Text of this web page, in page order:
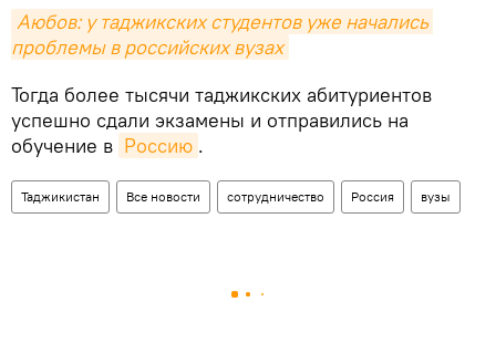
Аюбов: у таджикских студентов уже начались
проблемы в российских вузах
Тогда более тысячи таджикских абитуриентов
успешно сдали экзамены и отправились на
обучение в Россию .
Таджикистан Все новости сотрудничество Россия вузы